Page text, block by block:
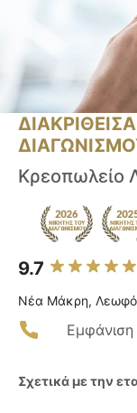
ΔΙΑΓΩΝΙΣΜΟΥ
Κρεοπωλείο
9.7
Νέα Μάκρη,
Σχετικά με την